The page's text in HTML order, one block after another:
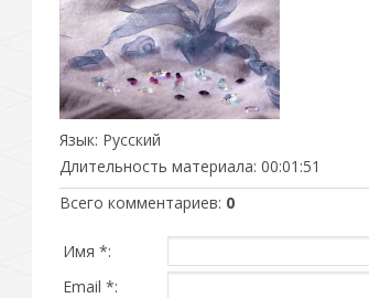
Язык: Русский
Длительность материала: 00:01:51
Всего комментариев: 0
Имя *:
Email *: